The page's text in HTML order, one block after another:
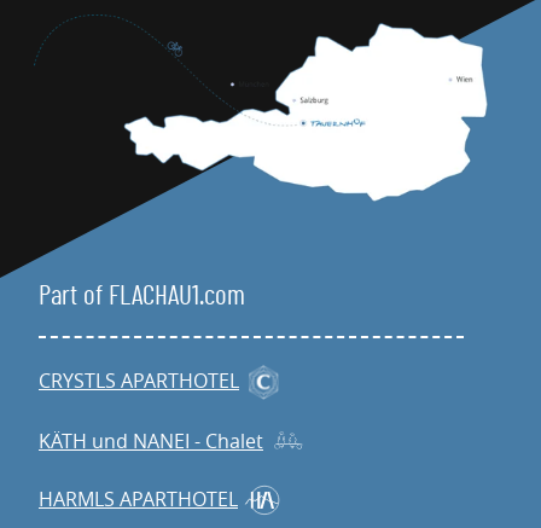
Part of FLACHAU1.com
CRYSTLS APARTHOTEL
KÄTH und NANEI - Chalet
HARMLS APARTHOTEL